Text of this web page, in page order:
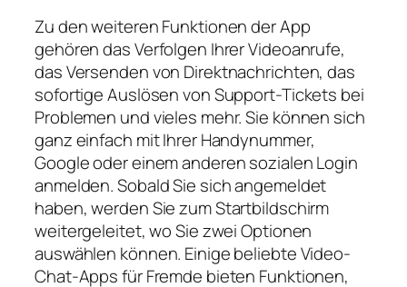
Zu den weiteren Funktionen der App
gehören das Verfolgen Ihrer Videoanrufe,
das Versenden von Direktnachrichten, das
sofortige Auslösen von Support-Tickets bei
Problemen und vieles mehr. Sie können sich
ganz einfach mit Ihrer Handynummer,
Google oder einem anderen sozialen Login
anmelden. Sobald Sie sich angemeldet
haben, werden Sie zum Startbildschirm
weitergeleitet, wo Sie zwei Optionen
auswählen können. Einige beliebte Video-
Chat-Apps für Fremde bieten Funktionen,